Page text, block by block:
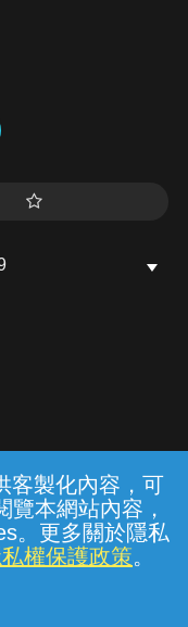
客製化內容，可
本網站內容，
。更多關於隱私
權保護政策。
款 隱私權保護
家庭分公司
© 2026